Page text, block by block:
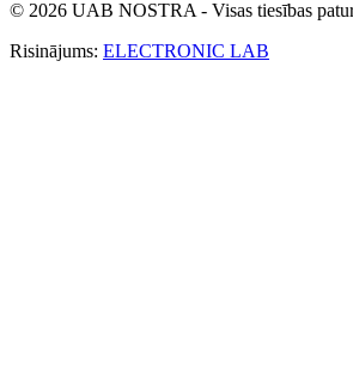
© 2026 UAB NOSTRA - Visas tiesības
Risinājums: ELECTRONIC LAB